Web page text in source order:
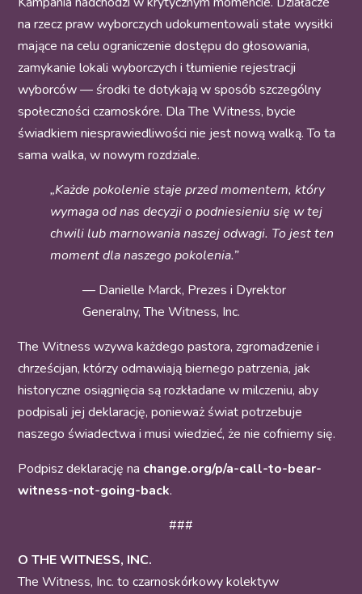
na rzecz praw wyborczych udokumentowali stałe wysiłki
mające na celu ograniczenie dostępu do głosowania,
zamykanie lokali wyborczych i tłumienie rejestracji
wyborców — środki te dotykają w sposób szczególny
społeczności czarnoskóre. Dla The Witness, bycie
świadkiem niesprawiedliwości nie jest nową walką. To ta
sama walka, w nowym rozdziale.
„Każde pokolenie staje przed momentem, który
wymaga od nas decyzji o podniesieniu się w tej
chwili lub marnowania naszej odwagi. To jest ten
moment dla naszego pokolenia.”
— Danielle Marck, Prezes i Dyrektor
Generalny, The Witness, Inc.
The Witness wzywa każdego pastora, zgromadzenie i
chrześcijan, którzy odmawiają biernego patrzenia, jak
historyczne osiągnięcia są rozkładane w milczeniu, aby
podpisali jej deklarację, ponieważ świat potrzebuje
naszego świadectwa i musi wiedzieć, że nie cofniemy się.
Podpisz deklarację na change.org/p/a-call-to-bear-
witness-not-going-back.
###
O THE WITNESS, INC.
The Witness, Inc. to czarnoskórkowy kolektyw